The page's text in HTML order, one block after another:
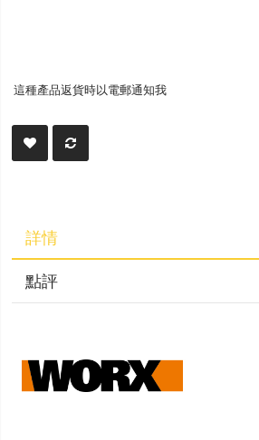
這種產品返貨時以電郵通知我
詳情
點評